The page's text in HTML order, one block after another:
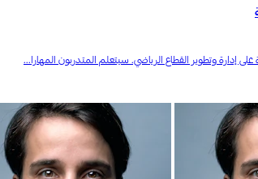
على إدارة وتطوير القطاع الرياضي. سيتعلم المتدربون المهارا...